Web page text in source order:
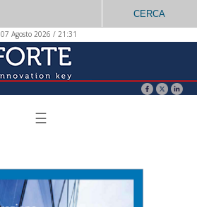
CERCA
07 Agosto 2026 / 21:31
☰